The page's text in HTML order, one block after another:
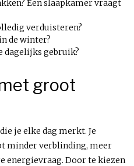
Een slaapkamer vraagt
verduisteren?
de winter?
dagelijks gebruik?
groot
je elke dag merkt. Je
minder verblinding, meer
energievraag. Door te kiezen